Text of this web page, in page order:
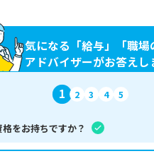
気になる「給与」「職場
アドバイザーがお答えし
1 2 3 4 5
格をお持ちですか？